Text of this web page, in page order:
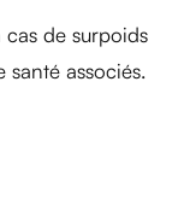
cas de surpoids
associés.